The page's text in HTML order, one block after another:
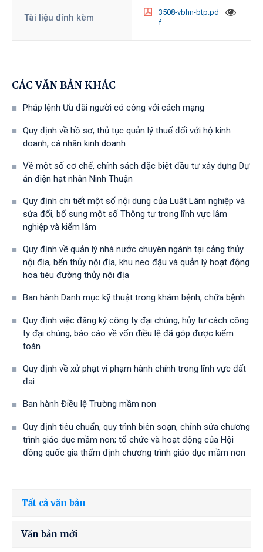
Tài liệu đính kèm
3508-vbhn-btp.pd
f
CÁC VĂN BẢN KHÁC
Pháp lệnh Ưu đãi người có công với cách mạng
Quy định về hồ sơ, thủ tục quản lý thuế đối với hộ kinh
doanh, cá nhân kinh doanh
Về một số cơ chế, chính sách đặc biệt đầu tư xây dựng Dự
án điện hạt nhân Ninh Thuận
Quy định chi tiết một số nội dung của Luật Lâm nghiệp và
sửa đổi, bổ sung một số Thông tư trong lĩnh vực lâm
nghiệp và kiểm lâm
Quy định về quản lý nhà nước chuyên ngành tại cảng thủy
nội địa, bến thủy nội địa, khu neo đậu và quản lý hoạt động
hoa tiêu đường thủy nội địa
Ban hành Danh mục kỹ thuật trong khám bệnh, chữa bệnh
Quy định việc đăng ký công ty đại chúng, hủy tư cách công
ty đại chúng, báo cáo về vốn điều lệ đã góp được kiểm
toán
Quy định về xử phạt vi phạm hành chính trong lĩnh vực đất
đai
Ban hành Điều lệ Trường mầm non
Quy định tiêu chuẩn, quy trình biên soạn, chỉnh sửa chương
trình giáo dục mầm non; tổ chức và hoạt động của Hội
đồng quốc gia thẩm định chương trình giáo dục mầm non
Tất cả văn bản
Văn bản mới